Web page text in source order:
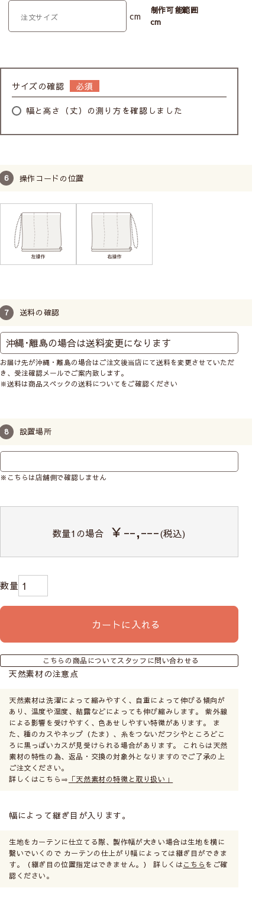
安心してお使いいただけます
子どもの体重がかかるとコードのジョイント部分が外
お子様の手に届かないように、チェーンをくるくると
巻いて付属のクリップで留めておくことができます。
シェードカーテンの操作コードの位置を左右どちらか
お選びいただけます。お部屋の間取りや窓の位置に合
特にご希望がない場合は右操作タイプで仕上げます。
取り付け方によってサイズが変わります
でご注意ください。
・小窓の場合は窓枠の内側に取り付ける
正面付け
がおすすめです。
カーテンレールにも取付けは可能ですが、レールに重さの負
荷がかかるのでご注意ください。（ドラム式は特に負荷が大
きいため不向きです）
必ずサイズの測り方をご一読ください。
窓枠とシェード間に少し隙
いキッチンやトイレの小窓
に向いています。
cm
制作可能範囲
cm
サイズの確認
幅と高さ（丈）の測り方を確認しました
操作コードの位置
送料の確認
お届け先が沖縄・離島の場合はご注文後当店にて送料を変更させていただ
き、受注確認メールでご案内致します。
※送料は商品スペックの送料についてをご確認ください
設置場所
※こちらは店舗側で確認しません
数量1の場合 ￥--,---(税込)
カートに入れる
こちらの商品についてスタッフに問い合わせる
天然素材の注意点
天然素材は洗濯によって縮みやすく、自重によって伸びる傾向が
あり、温度や湿度、結露などによっても伸び縮みします。 紫外線
による影響を受けやすく、色あせしやすい特徴があります。 ま
た、種のカスやネップ（たま）、糸をつないだフシやところどこ
ろに黒っぽいカスが見受けられる場合があります。 これらは天然
素材の特性の為、返品・交換の対象外となりますのでご了承の上
ご注文ください。
詳しくはこちら⇒ 「天然素材の特徴と取り扱い」
幅によって継ぎ目が入ります。
生地をカーテンに仕立てる際、製作幅が大きい場合は生地を横に
繋いでいくので カーテンの仕上がり幅によっては継ぎ目ができま
す。（継ぎ目の位置指定はできません。） 詳しくはこちら をご確
認ください。